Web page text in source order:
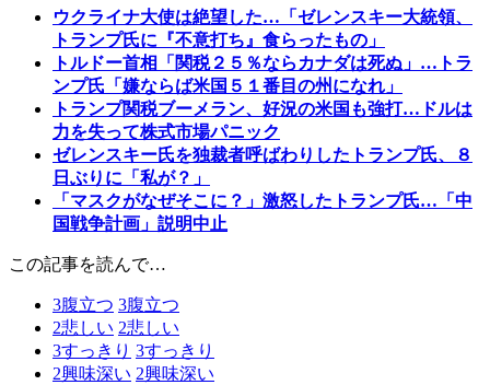
ウクライナ大使は絶望した…「ゼレンスキー大統領、
トランプ氏に『不意打ち』食らったもの」
トルドー首相「関税２５％ならカナダは死ぬ」…トラ
ンプ氏「嫌ならば米国５１番目の州になれ」
トランプ関税ブーメラン、好況の米国も強打…ドルは
力を失って株式市場パニック
ゼレンスキー氏を独裁者呼ばわりしたトランプ氏、８
日ぶりに「私が？」
「マスクがなぜそこに？」激怒したトランプ氏…「中
国戦争計画」説明中止
この記事を読んで…
3腹立つ 3腹立つ
2悲しい 2悲しい
3すっきり 3すっきり
2興味深い 2興味深い